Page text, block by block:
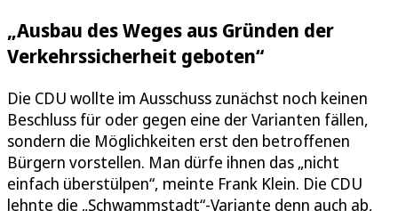
„Ausbau des Weges aus Gründen der
Verkehrssicherheit geboten“
Die CDU wollte im Ausschuss zunächst noch keinen
Beschluss für oder gegen eine der Varianten fällen,
sondern die Möglichkeiten erst den betroffenen
Bürgern vorstellen. Man dürfe ihnen das „nicht
einfach überstülpen“, meinte Frank Klein. Die CDU
lehnte die „Schwammstadt“-Variante denn auch ab,